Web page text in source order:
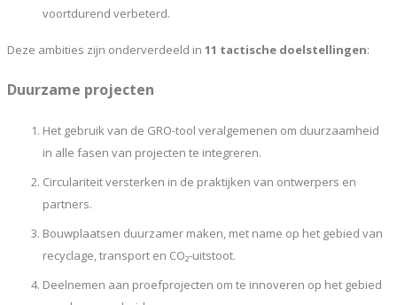
voortdurend verbeterd.
Deze ambities zijn onderverdeeld in 11 tactische doelstellingen:
Duurzame projecten
Het gebruik van de GRO-tool veralgemenen om duurzaamheid
in alle fasen van projecten te integreren.
Circulariteit versterken in de praktijken van ontwerpers en
partners.
Bouwplaatsen duurzamer maken, met name op het gebied van
recyclage, transport en CO₂-uitstoot.
Deelnemen aan proefprojecten om te innoveren op het gebied